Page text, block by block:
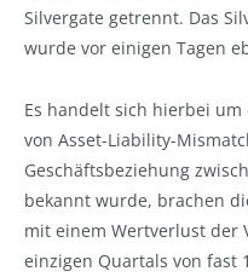
Silvergate getrennt. Das
wurde vor einigen Tagen
Es handelt sich hierbei
von Asset-Liability-
Geschäftsbeziehung
bekannt wurde, brachen
mit einem Wertverlust der
einzigen Quartals von fast